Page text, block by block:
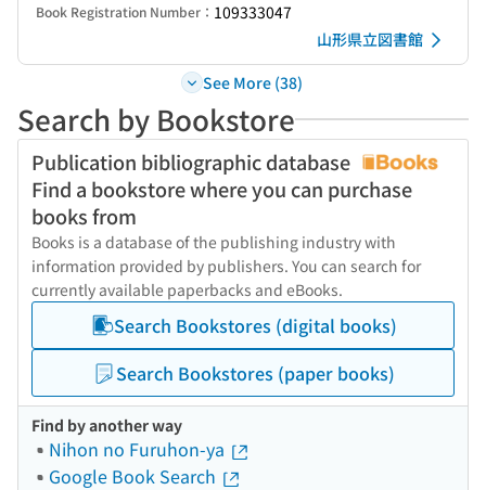
Book Registration Number： 109333047
山形県立図書館
See More (38)
Search by Bookstore
Publication bibliographic database
Find a bookstore where you can purchase
books from
Books is a database of the publishing industry with
information provided by publishers. You can search for
currently available paperbacks and eBooks.
Search Bookstores (digital books)
Search Bookstores (paper books)
Find by another way
Nihon no Furuhon-ya
Google Book Search